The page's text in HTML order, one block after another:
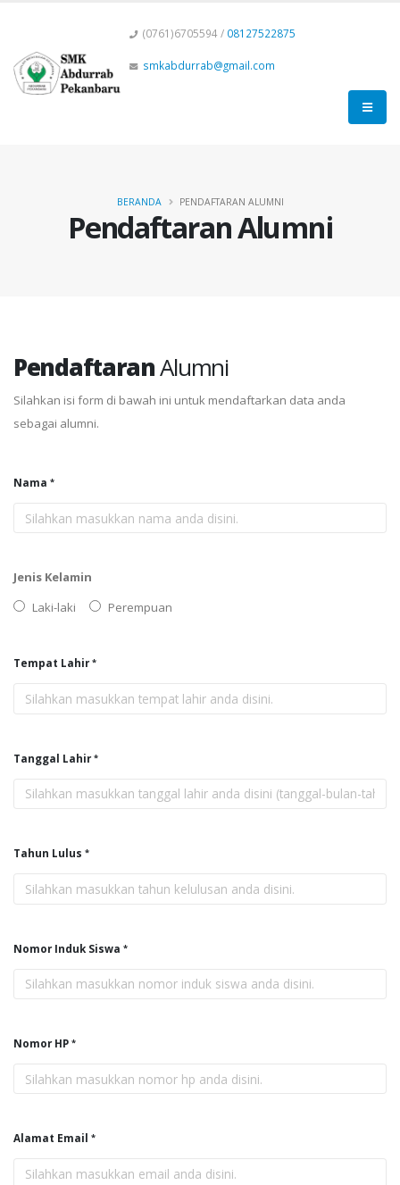
(0761)6705594 / 08127522875
smkabdurrab@gmail.com
Pendaftaran Alumni
BERANDA PENDAFTARAN ALUMNI
PendaftaranAlumni
Silahkan isi form di bawah ini untuk mendaftarkan data anda
sebagai alumni.
Nama
Jenis Kelamin
Laki-laki
Perempuan
Tempat Lahir
Tanggal Lahir
Tahun Lulus
Nomor Induk Siswa
Nomor HP
Alamat Email